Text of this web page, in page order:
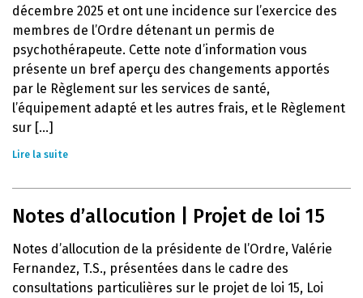
décembre 2025 et ont une incidence sur l’exercice des
membres de l’Ordre détenant un permis de
psychothérapeute. Cette note d’information vous
présente un bref aperçu des changements apportés
par le Règlement sur les services de santé,
l’équipement adapté et les autres frais, et le Règlement
sur [...]
Lire la suite
Notes d’allocution | Projet de loi 15
Notes d’allocution de la présidente de l’Ordre, Valérie
Fernandez, T.S., présentées dans le cadre des
consultations particulières sur le projet de loi 15, Loi